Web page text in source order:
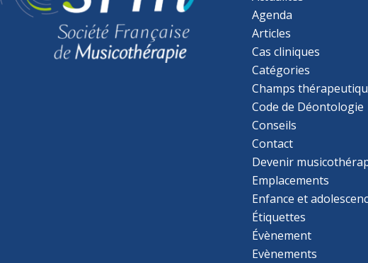
Agenda
Articles
Cas cliniques
Catégories
Champs
Code de Déontologie
Conseils
Contact
Devenir
Emplacements
Enfance et
Étiquettes
Évènement
Evènements